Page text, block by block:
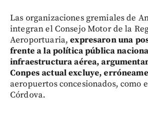
Las organizaciones gremiales de
integran el Consejo Motor de la
Aeroportuaria,expresaron una
frente a la política pública
infraestructura aérea,
Conpes actual excluye,
aeropuertos concesionados, como
Córdova.